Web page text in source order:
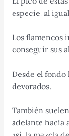
especie, al
Los flamencos
conseguir sus
Desde el fondo
devorados.
También
adelante hacia